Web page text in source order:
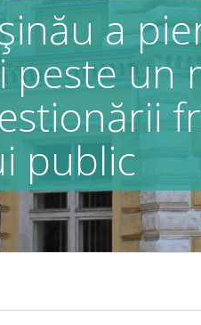
a
peste un
public